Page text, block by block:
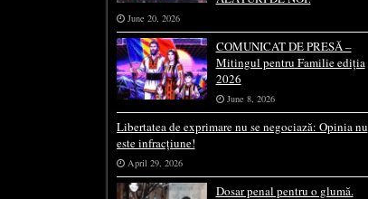
June 20, 2026
COMUNICAT DE PRESĂ –
Mitingul pentru Familie ediția
2026
June 8, 2026
Libertatea de exprimare nu se negociază: Opinia nu
este infracțiune!
April 29, 2026
Dosar penal pentru o glumă.